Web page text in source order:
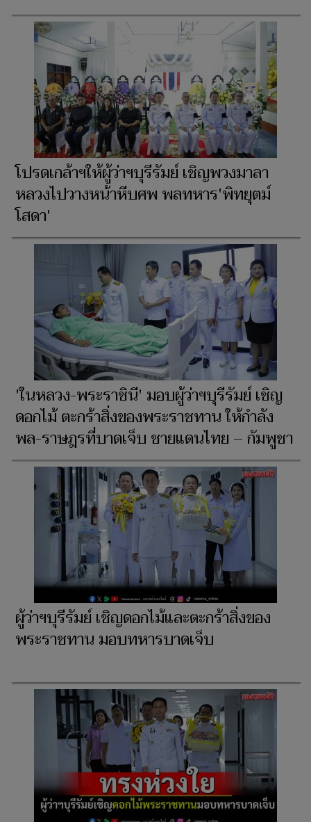
โปรดเกล้าฯให้ผู้ว่าฯบุรีรัมย์ เชิญพวงมาลา
หลวงไปวางหน้าหีบศพ พลทหาร'พิทยุตม์
โสดา'
'ในหลวง-พระราชินี' มอบผู้ว่าฯบุรีรัมย์ เชิญ
ดอกไม้ ตะกร้าสิ่งของพระราชทาน ให้กำลัง
พล-ราษฎรที่บาดเจ็บ ชายแดนไทย – กัมพูชา
ผู้ว่าฯบุรีรัมย์ เชิญดอกไม้และตะกร้าสิ่งของ
พระราชทาน มอบทหารบาดเจ็บ